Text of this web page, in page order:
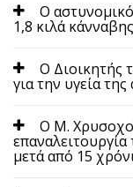
Ο
1,8 κιλά κάνναβης
Ο Διοικητής
για την υγεία
Ο Μ.
μετά από 15